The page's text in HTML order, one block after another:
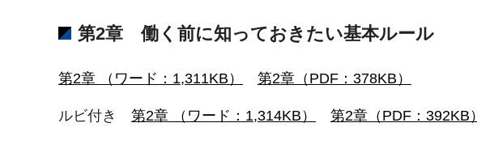
第2章 働く前に知っておきたい基本ルール
第2章 （ワード：1,311KB） 第2章（PDF：378KB）
ルビ付き 第2章 （ワード：1,314KB） 第2章（PDF：392KB）